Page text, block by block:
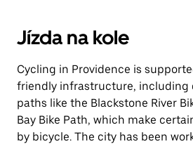
Jízda na kole
Cycling in Providence is
friendly infrastructure, including
paths like the Blackstone River
Bay Bike Path, which make
by bicycle. The city has been